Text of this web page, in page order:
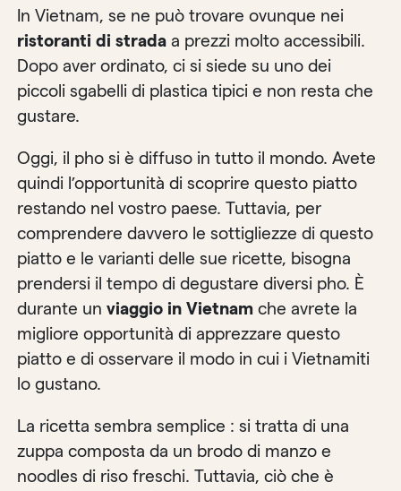
In Vietnam, se ne può trovare ovunque nei
ristoranti di strada a prezzi molto accessibili.
Dopo aver ordinato, ci si siede su uno dei
piccoli sgabelli di plastica tipici e non resta che
gustare.
Oggi, il pho si è diffuso in tutto il mondo. Avete
quindi l’opportunità di scoprire questo piatto
restando nel vostro paese. Tuttavia, per
comprendere davvero le sottigliezze di questo
piatto e le varianti delle sue ricette, bisogna
prendersi il tempo di degustare diversi pho. È
durante unviaggio in Vietnam che avrete la
migliore opportunità di apprezzare questo
piatto e di osservare il modo in cui i Vietnamiti
lo gustano.
La ricetta sembra semplice : si tratta di una
zuppa composta da un brodo di manzo e
noodles di riso freschi. Tuttavia, ciò che è